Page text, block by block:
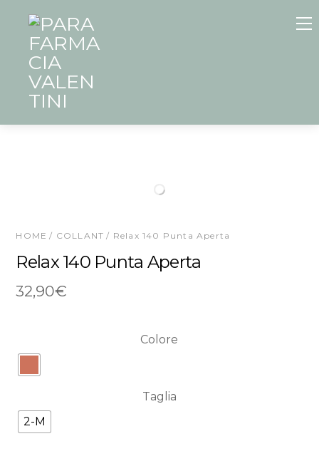
content
HOME / COLLANT / Relax 140 Punta Aperta
Relax 140 Punta Aperta
32,90€
Colore
Taglia
2-M